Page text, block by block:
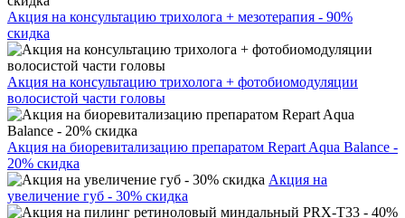
Акция на консультацию трихолога + мезотерапия - 90%
скидка
Акция на консультацию трихолога + фотобиомодуляции
волосистой части головы
Акция на биоревитализацию препаратом Repart Aqua Balance -
20% скидка
Акция на
увеличение губ - 30% скидка